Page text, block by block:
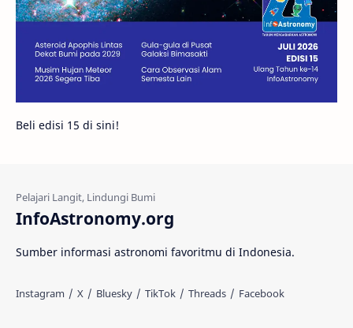
Bintang Neutron Hubble Tips
Juno Bintang Biner
Fakta Galaksi Spiral
Gerhana Matahari
Beli edisi 15 di sini!
InfoAstronomy.org
Sumber informasi astronomi favoritmu di Indonesia.